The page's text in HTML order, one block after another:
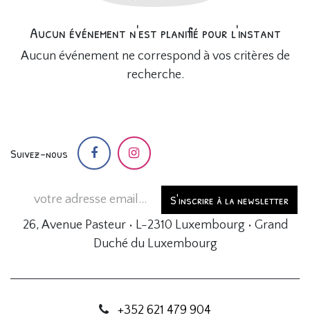
Aucun événement n'est planifié pour l'instant
Aucun événement ne correspond à vos critères de
recherche.
Suivez-nous
S'inscrire à la newsletter
26, Avenue Pasteur • L-2310 Luxembourg • Grand
Duché du Luxembourg
+352 621 479 904